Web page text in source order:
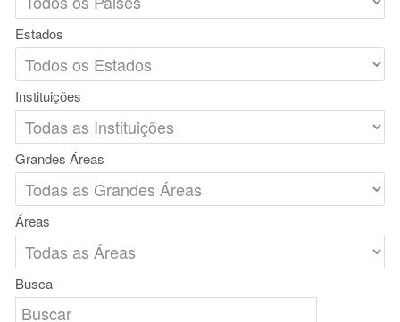
Estados
Instituições
Grandes Áreas
Áreas
Busca